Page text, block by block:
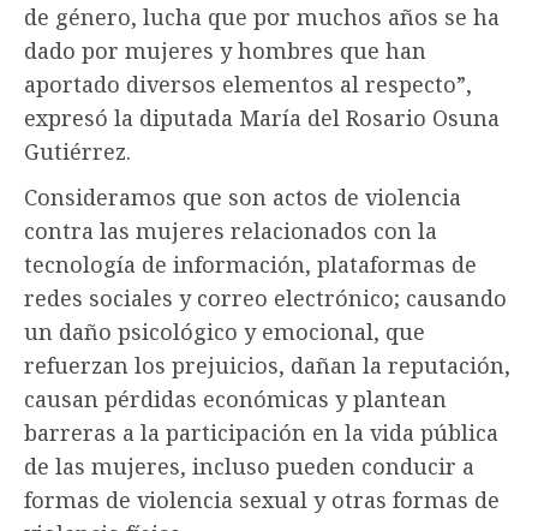
de género, lucha que por muchos años se ha
dado por mujeres y hombres que han
aportado diversos elementos al respecto”,
expresó la diputada María del Rosario Osuna
Gutiérrez.
Consideramos que son actos de violencia
contra las mujeres relacionados con la
tecnología de información, plataformas de
redes sociales y correo electrónico; causando
un daño psicológico y emocional, que
refuerzan los prejuicios, dañan la reputación,
causan pérdidas económicas y plantean
barreras a la participación en la vida pública
de las mujeres, incluso pueden conducir a
formas de violencia sexual y otras formas de